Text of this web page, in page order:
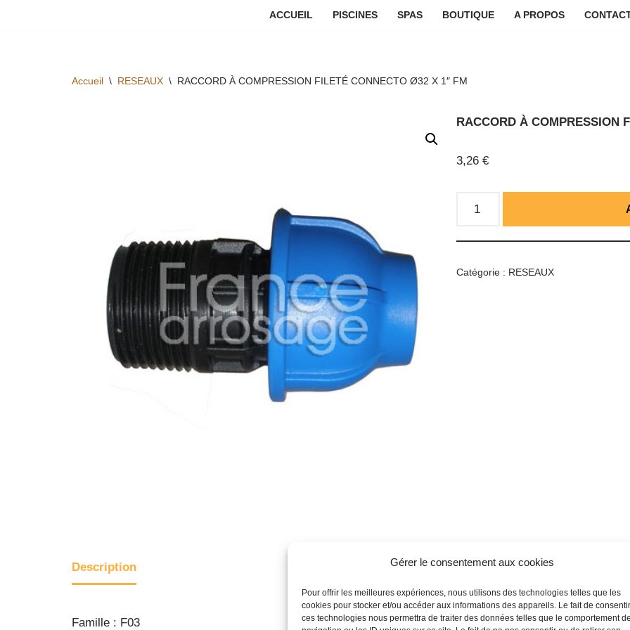
Gérer le consentement aux cookies
Pour offrir les meilleures expériences, nous utilisons des technologies telles que les
cookies pour stocker et/ou accéder aux informations des appareils. Le fait de
ces technologies nous permettra de traiter des données telles que le comportement
ACCUEIL PISCINES SPAS BOUTIQUE A PROPOS
Accueil \ RESEAUX \ RACCORD À COMPRESSION FILETÉ CONNECTO Ø32 X 1″ FM
RACCORD À COMPRESSION
3,26€
Catégorie : RESEAUX
Description
Famille : F03